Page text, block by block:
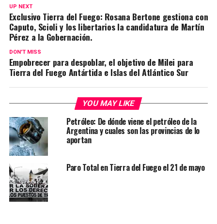
UP NEXT
Exclusivo Tierra del Fuego: Rosana Bertone gestiona con
Caputo, Scioli y los libertarios la candidatura de Martín
Pérez a la Gobernación.
DON'T MISS
Empobrecer para despoblar, el objetivo de Milei para
Tierra del Fuego Antártida e Islas del Atlántico Sur
YOU MAY LIKE
Petróleo: De dónde viene el petróleo de la
Argentina y cuales son las provincias de lo
aportan
Paro Total en Tierra del Fuego el 21 de mayo